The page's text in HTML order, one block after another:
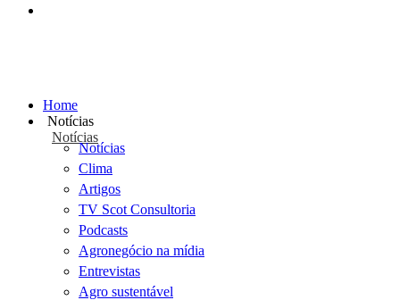
Home
Notícias
Notícias
Notícias
Clima
Artigos
TV Scot Consultoria
Podcasts
Agronegócio na mídia
Entrevistas
Agro sustentável